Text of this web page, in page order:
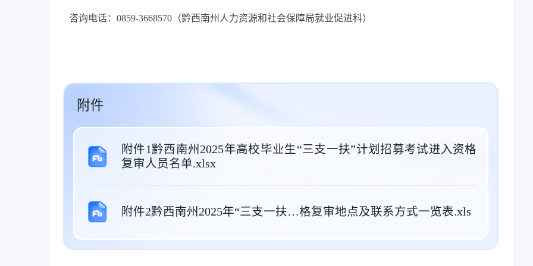
咨询电话：0859-3668570（黔西南州人力资源和社会保障局就业促进科）
附件
附件1黔西南州2025年高校毕业生“三支一扶”计划招募考试进入资格
复审人员名单.xlsx
附件2黔西南州2025年“三支一扶…格复审地点及联系方式一览表.xls